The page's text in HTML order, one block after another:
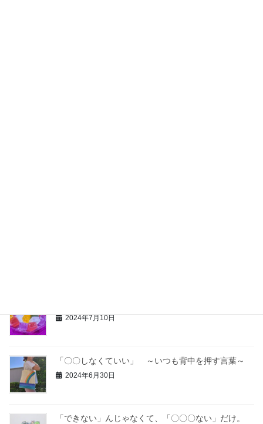
2024年7月10日
「〇〇しなくていい」 ～いつも背中を押す言葉～
2024年6月30日
「できない」んじゃなくて、「〇〇〇ない」だけ。